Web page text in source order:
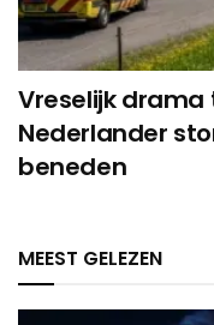
Vreselijk
Nederlander
beneden
MEEST GELEZEN